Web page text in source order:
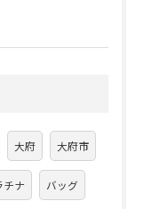
大府 大府市
チナ バッグ